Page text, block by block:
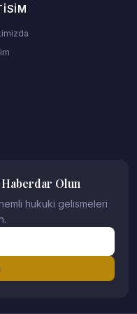
Olun
hukuki gelismeleri